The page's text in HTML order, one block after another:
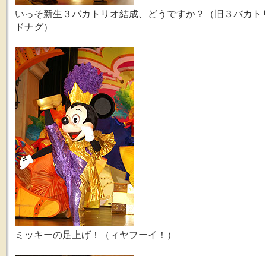
いっそ新生３バカトリオ結成、どうですか？（旧３バカト
ドナグ）
ミッキーの足上げ！（ィヤフーイ！）